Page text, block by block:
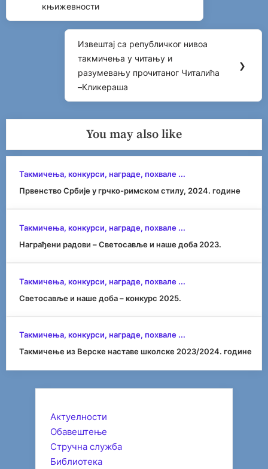
књижевности
Next
Post:
Извештај са републичког нивоа
такмичења у читању и
разумевању прочитаног Читалића
–Кликераша
❯
You may also like
Такмичења, конкурси, награде, похвале ...
Првенство Србије у грчко-римском стилу, 2024. године
Такмичења, конкурси, награде, похвале ...
Награђени радови – Светосавље и наше доба 2023.
Такмичења, конкурси, награде, похвале ...
Светосавље и наше доба – конкурс 2025.
Такмичења, конкурси, награде, похвале ...
Такмичење из Верске наставе школске 2023/2024. године
Актуелности
Обавештење
Стручна служба
Библиотека